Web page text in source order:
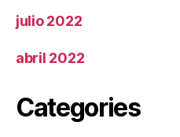
julio 2022
abril 2022
Categories